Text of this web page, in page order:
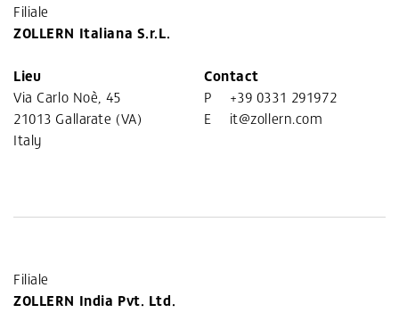
Filiale
ZOLLERN Italiana S.r.L.
Lieu
Via Carlo Noè, 45
21013 Gallarate (VA)
Italy
Contact
P
+39 0331 291972
E
it@zollern.com
Filiale
​ZOLLERN India Pvt. Ltd.